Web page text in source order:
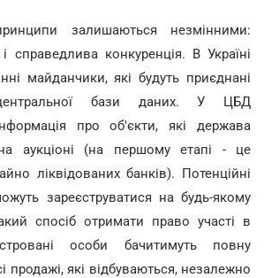
залишаються незмінними:
справедлива конкуренція. В Україні
майданчики, які будуть приєднані
бази даних. У ЦБД
про об'єкти, які держава
аукціоні (на першому етапі - це
ліквідованих банків). Потенційні
зареєструватися на будь-якому
спосіб отримати право участі в
особи бачитимуть повну
продажі, які відбуваються, незалежно